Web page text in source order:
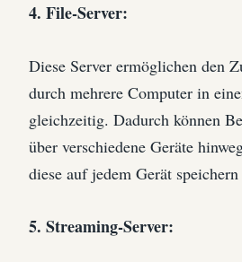
4. File-Server:
Diese Server ermöglichen den
durch mehrere Computer in
gleichzeitig. Dadurch können
über verschiedene Geräte
diese auf jedem Gerät speichern
5. Streaming-Server: